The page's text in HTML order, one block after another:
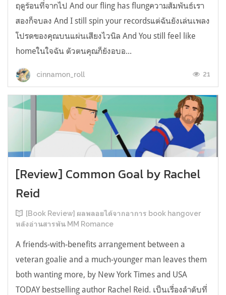
ฤดูร้อนที่จากไป And our fling has flungความสัมพันธ์เรา
สองก็จบลง And I still spin your recordsแต่ฉันยังเล่นเพลง
โปรดของคุณบนแผ่นเสียงไวนิล And You still feel like
homeในใจฉัน ตัวตนคุณก็ยังอบอ...
cinnamon_roll 21
[Review] Common Goal by Rachel
Reid
[Book Review] ผลพลอยได้จากอาการ book hangover
หลังอ่านสารพัน MM Romance
A friends-with-benefits arrangement between a
veteran goalie and a much-younger man leaves them
both wanting more, by New York Times and USA
TODAY bestselling author Rachel Reid. เป็นเรื่องลำดับที่